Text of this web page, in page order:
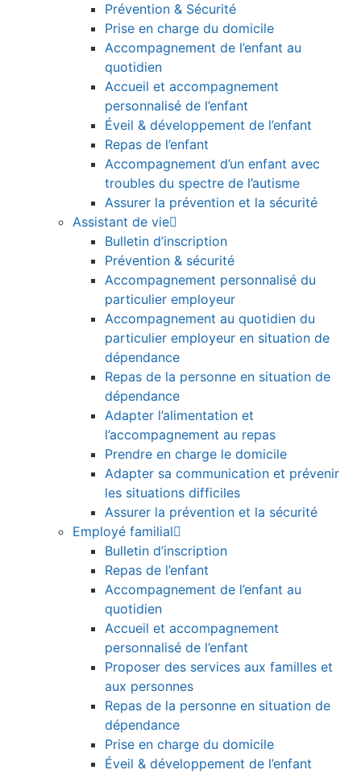
Prévention & Sécurité
Prise en charge du domicile
Accompagnement de l’enfant au
quotidien
Accueil et accompagnement
personnalisé de l’enfant
Éveil & développement de l’enfant
Repas de l’enfant
Accompagnement d’un enfant avec
troubles du spectre de l’autisme
Assurer la prévention et la sécurité
Assistant de vie
Bulletin d’inscription
Prévention & sécurité
Accompagnement personnalisé du
particulier employeur
Accompagnement au quotidien du
particulier employeur en situation de
dépendance
Repas de la personne en situation de
dépendance
Adapter l’alimentation et
l’accompagnement au repas
Prendre en charge le domicile
Adapter sa communication et prévenir
les situations difficiles
Assurer la prévention et la sécurité
Employé familial
Bulletin d’inscription
Repas de l’enfant
Accompagnement de l’enfant au
quotidien
Accueil et accompagnement
personnalisé de l’enfant
Proposer des services aux familles et
aux personnes
Repas de la personne en situation de
dépendance
Prise en charge du domicile
Éveil & développement de l’enfant